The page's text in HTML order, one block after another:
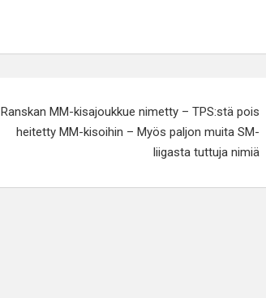
Ranskan MM-kisajoukkue nimetty – TPS:stä pois
heitetty MM-kisoihin – Myös paljon muita SM-
liigasta tuttuja nimiä